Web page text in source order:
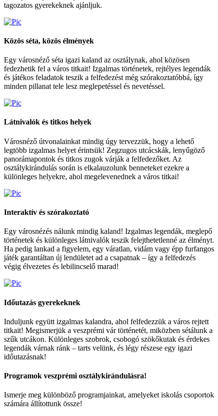
tagozatos gyerekeknek ajánljuk.
Közös séta, közös élmények
Egy városnéző séta igazi kaland az osztálynak, ahol közösen
fedezhetik fel a város titkait! Izgalmas történetek, rejtélyes legendák
és játékos feladatok teszik a felfedezést még szórakoztatóbbá, így
minden pillanat tele lesz meglepetéssel és nevetéssel.
Látnivalók és titkos helyek
Városnéző útvonalainkat mindig úgy tervezzük, hogy a lehető
legtöbb izgalmas helyet érintsük! Zegzugos utcácskák, lenyűgöző
panorámapontok és titkos zugok várják a felfedezőket. Az
osztálykirándulás során is elkalauzolunk benneteket ezekre a
különleges helyekre, ahol megelevenednek a város titkai!
Interaktív és szórakoztató
Egy városnézés nálunk mindig kaland! Izgalmas legendák, meglepő
történetek és különleges látnivalók teszik felejthetetlenné az élményt.
Ha pedig lankad a figyelem, egy váratlan, vidám vagy épp furfangos
játék garantáltan új lendületet ad a csapatnak – így a felfedezés
végig élvezetes és lebilincselő marad!
Időutazás gyerekeknek
Induljunk együtt izgalmas kalandra, ahol felfedezzük a város rejtett
titkait! Megismerjük a veszprémi vár történetét, miközben sétálunk a
szűk utcákon. Különleges szobrok, csobogó szökőkutak és érdekes
legendák várnak ránk – tarts velünk, és légy részese egy igazi
időutazásnak!
Programok veszprémi osztálykirándulásra!
Ismerje meg különböző programjainkat, amelyeket iskolás csoportok
számára állítottunk össze!